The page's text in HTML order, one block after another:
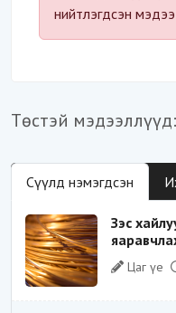
нийтлэгдсэн
Төстэй мэдээллүүд:
Сүүлд нэмэгдсэн
Зэс
Цаг үе